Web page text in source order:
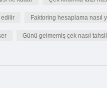
edilir Faktoring hesaplama nasıl
Günü gelmemiş çek nasıl